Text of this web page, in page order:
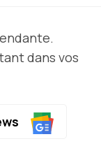
dans vos